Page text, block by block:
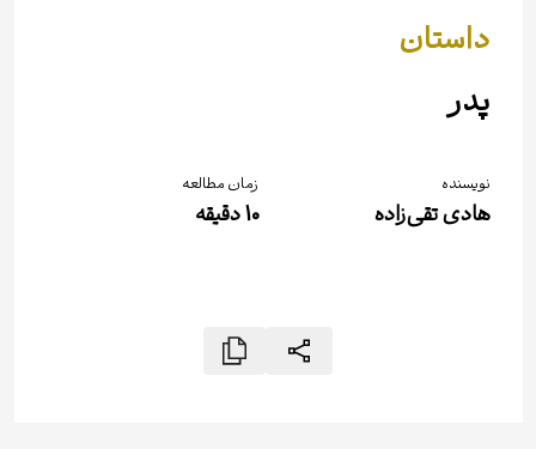
داستان
پدر
نویسنده
هادی تقی‌زاده
زمان مطالعه
10دقیقه